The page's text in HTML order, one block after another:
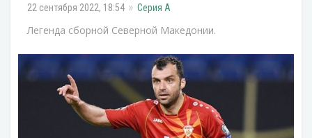
22 сентября 2022, 18:54 Серия А
Легенда сборной Северной Македонии.